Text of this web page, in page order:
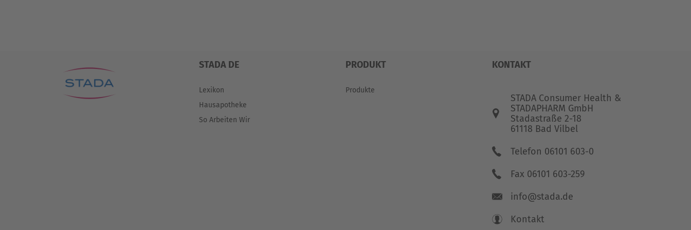
STADA DE
Lexikon
Hausapotheke
So Arbeiten Wir
PRODUKT
Produkte
KONTAKT
STADA Consumer Health &
STADAPHARM GmbH
Stadastraße 2-18
61118 Bad Vilbel
Telefon 06101 603-0
Fax 06101 603-259
info@stada.de
Kontakt